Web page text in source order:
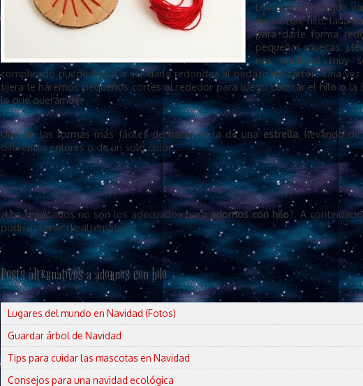
Los elementos que
de cartón, hilo, lana y
para darle forma
pequeñas muecas.
nos resultará muy
complicado puede llegar a ser darla redondez al pedazo de cartón. Una
tijera le haremos pequeños cortes al rededor para luego colocar el hilo o la
lo que queramos.
Una de las formas más fáciles de hacer es la de una estrella, llevando
diferentes colores o de un solo color.…
¿Los resultados no son los adecuados paraadornos con hilo?. A
podrían servir de alternativa:
Posts alternativos a adornos con hilo
Lugares del mundo en Navidad (Fotos)
Guardar árbol de Navidad
Tips para cuidar las mascotas en Navidad
Consejos para una navidad ecológica